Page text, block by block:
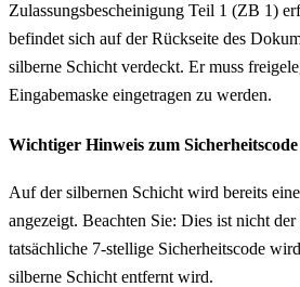
Zulassungsbescheinigung Teil 1 (ZB 1)
befindet sich auf der Rückseite des
silberne Schicht verdeckt. Er muss
Eingabemaske eingetragen zu werden.
Wichtiger Hinweis zum Sicherheitscode
Auf der silbernen Schicht wird bereits
angezeigt. Beachten Sie: Dies ist nicht
tatsächliche 7-stellige Sicherheitscode
silberne Schicht entfernt wird.